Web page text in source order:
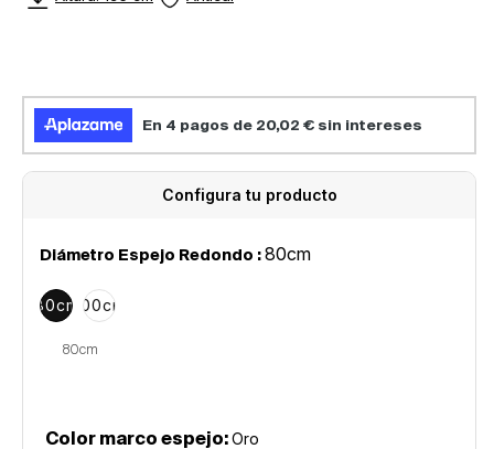
Configura tu producto
Diámetro Espejo Redondo :80cm
80cm 100cm
Color marco espejo:Oro